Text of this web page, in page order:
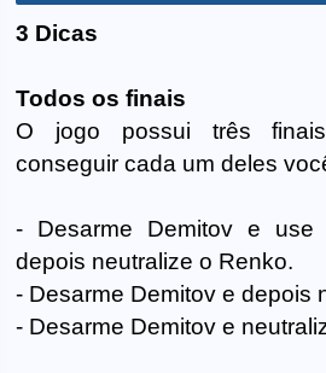
3 Dicas
Todos os finais
O jogo possui três
conseguir cada um deles
- Desarme Demitov e
depois neutralize o Renko.
- Desarme Demitov e depois
- Desarme Demitov e